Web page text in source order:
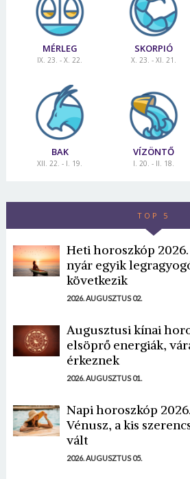
MÉRLEG
IX. 23. - X. 22.
SKORPIÓ
X. 23. - XI. 21.
BAK
XII. 22. - I. 19.
VÍZÖNTŐ
I. 20. - II. 18.
TOP 5
Heti horoszkóp
nyár egyik
következik
2026. AUGUSZTUS 02.
Augusztusi kínai
elsöprő energiák,
érkeznek
2026. AUGUSZTUS 01.
Napi horoszkóp
Vénusz, a kis
vált
2026. AUGUSZTUS 05.